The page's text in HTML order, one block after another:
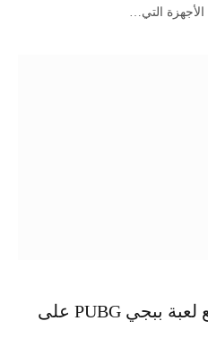
التي…
الطرق المضمونة لتسريع لعبة ببجي PUBG على